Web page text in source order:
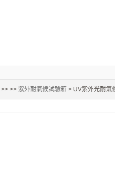
>> >> 紫外耐氣候試驗箱 > UV紫外光耐氣